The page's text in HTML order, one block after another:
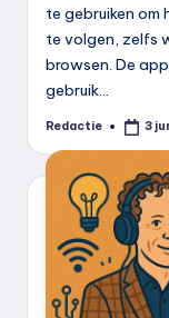
te gebruiken
te volgen, zelfs
browsen. De
gebruik…
Geplaatst
Redactie 3